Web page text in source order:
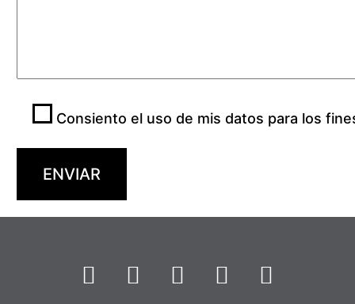
Consiento el uso de mis datos para los